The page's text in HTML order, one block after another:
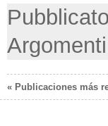
« Publicaciones más